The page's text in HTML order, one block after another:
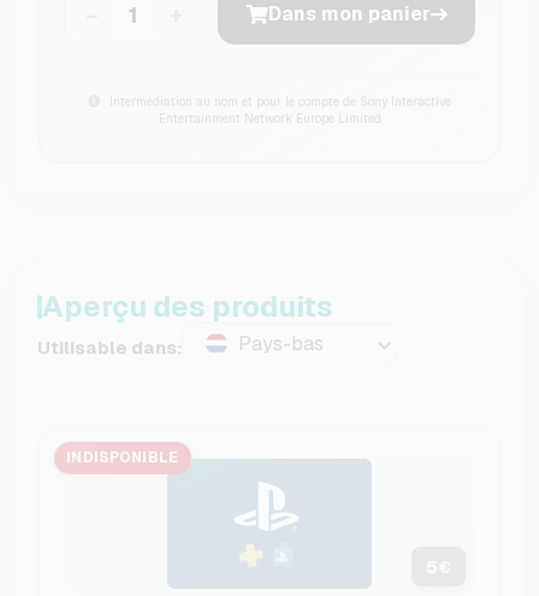
Dans mon panier
Intermédiation au nom et pour le compte de Sony Interactive
Entertainment Network Europe Limited
Aperçu des produits
Utilisable dans: Pays-bas
INDISPONIBLE